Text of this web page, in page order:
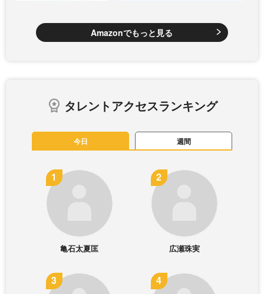
Amazonでもっと見る
タレントアクセスランキング
今日 週間
亀石太夏匡 広瀬珠実